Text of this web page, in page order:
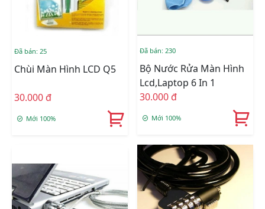
Đã bán: 25
Chùi Màn Hình LCD Q5
30.000 đ
Mới 100%
Đã bán: 230
Bộ Nước Rửa Màn Hình
Lcd,Laptop 6 In 1
30.000 đ
Mới 100%